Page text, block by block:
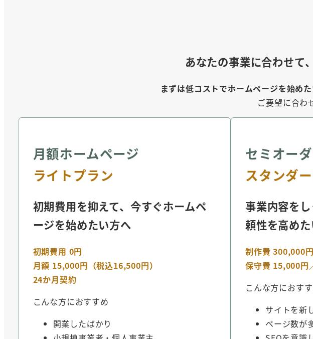
あなたの事業に合わせて
まずは低コストでホームページを始め
ご要望に合わ
月額ホームページ
ライトプラン
初期費用を抑えて、今すぐホームペ
ージを始めたい方へ
初期費用 0円
月額 15,000円（税込16,500円）
24か月契約
こんな方におすすめ
開業したばかり
セミオー
スタンダ
事業内容を
頼性を高め
制作費 300,000
保守費 15,000円
こんな方におす
サイトを新
ページ数が